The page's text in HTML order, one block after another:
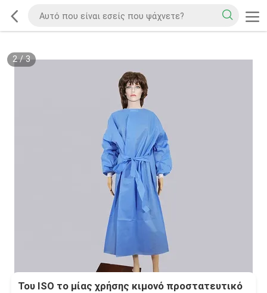
2/3
Του ISO το μίας χρήσης κιμονό προστατευτικό